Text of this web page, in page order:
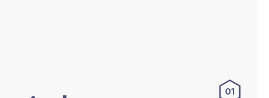
01